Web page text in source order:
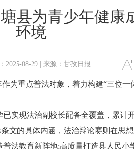
县为青少年健康
环境
2025-08-29 | 来源：甘孜日报
重点普法对象，着力构建“三位一
现法治副校长配备全覆盖，累计
文的具体内涵，法治辩论赛则在思
教育新阵地;高质量打造县人民小